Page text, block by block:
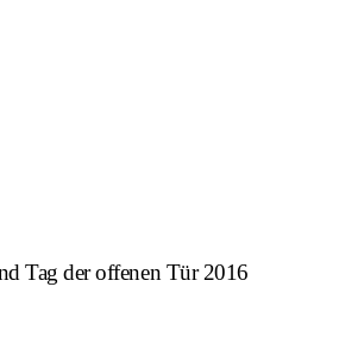
Tag der offenen Tür 2016